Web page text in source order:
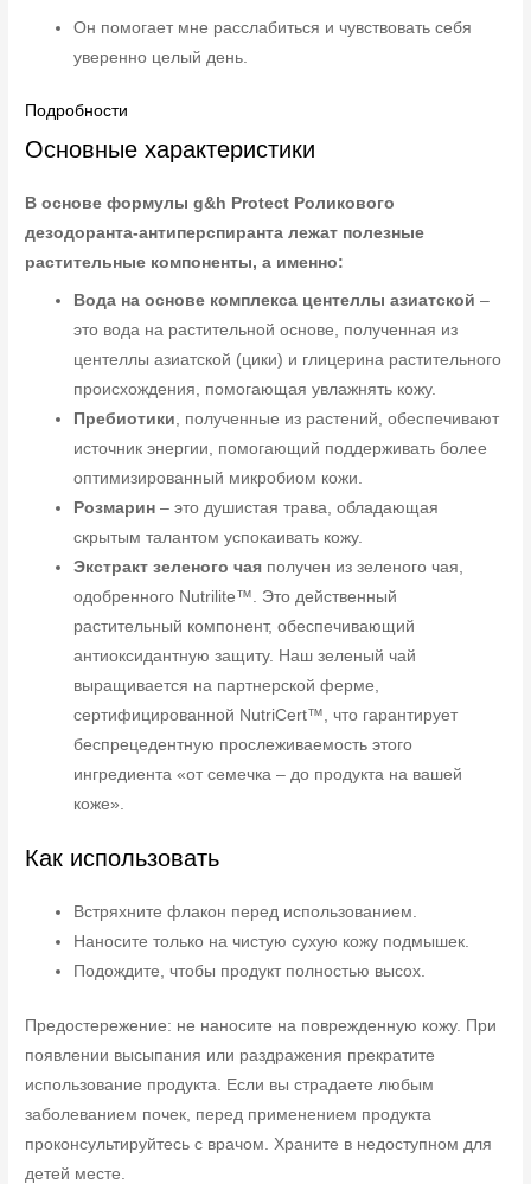
Он помогает мне расслабиться и чувствовать себя
уверенно целый день.
Подробности
Основные характеристики
В основе формулы g&h Protect Роликового
дезодоранта-антиперспиранта лежат полезные
растительные компоненты, а именно:
Вода на основе комплекса центеллы азиатской –
это вода на растительной основе, полученная из
центеллы азиатской (цики) и глицерина растительного
происхождения, помогающая увлажнять кожу.
Пребиотики , полученные из растений, обеспечивают
источник энергии, помогающий поддерживать более
оптимизированный микробиом кожи.
Розмарин – это душистая трава, обладающая
скрытым талантом успокаивать кожу.
Экстракт зеленого чая получен из зеленого чая,
одобренного Nutrilite™. Это действенный
растительный компонент, обеспечивающий
антиоксидантную защиту. Наш зеленый чай
выращивается на партнерской ферме,
сертифицированной NutriCert™, что гарантирует
беспрецедентную прослеживаемость этого
ингредиента «от семечка – до продукта на вашей
коже».
Как использовать
Встряхните флакон перед использованием.
Наносите только на чистую сухую кожу подмышек.
Подождите, чтобы продукт полностью высох.
Предостережение: не наносите на поврежденную кожу. При
появлении высыпания или раздражения прекратите
использование продукта. Если вы страдаете любым
заболеванием почек, перед применением продукта
проконсультируйтесь с врачом. Храните в недоступном для
детей месте.